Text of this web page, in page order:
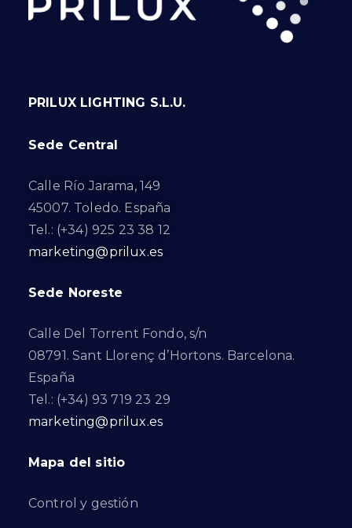
PRILUX LIGHTING S.L.U.
Sede Central
Calle Río Jarama, 149
45007. Toledo. España
Tel.: (+34) 925 23 38 12
marketing@prilux.es
Sede Noreste
Calle Del Torrent Fondo, s/n
08791. Sant Llorenç d’Hortons. Barcelona.
España
Tel.: (+34) 93 719 23 29
marketing@prilux.es
Mapa del sitio
Control y gestión